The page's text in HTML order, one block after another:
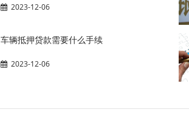
2023-12-06
车辆抵押贷款需要什么手续
2023-12-06